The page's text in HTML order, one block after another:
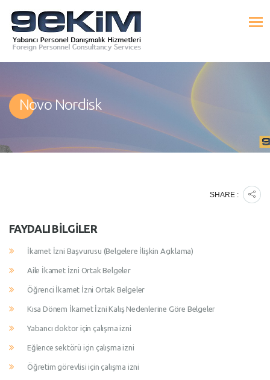
Novo Nordisk
SHARE :
FAYDALI BILGILER
İkamet İzni Başvurusu (Belgelere İlişkin Açıklama)
Aile İkamet İzni Ortak Belgeler
Öğrenci İkamet İzni Ortak Belgeler
Kısa Dönem İkamet İzni Kalış Nedenlerine Göre Belgeler
Yabancı doktor için çalışma izni
Eğlence sektörü için çalışma izni
Öğretim görevlisi için çalışma izni